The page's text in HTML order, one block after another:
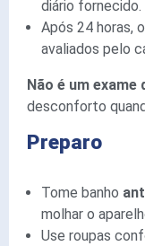
diário fornecido.
Após 24 horas,
avaliados pelo
Não é um exame
desconforto
Preparo
Tome banho
molhar o
Use roupas